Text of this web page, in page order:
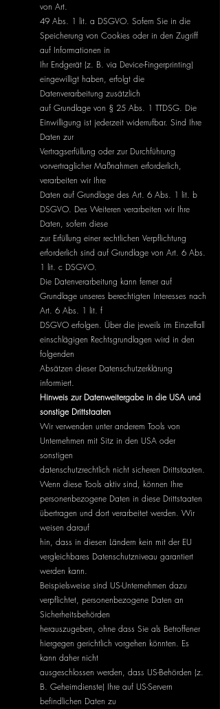
von Art.
49 Abs. 1 lit. a DSGVO. Sofern Sie in die
Speicherung von Cookies oder in den Zugriff
auf Informationen in
Ihr Endgerät (z. B. via Device-Fingerprinting)
eingewilligt haben, erfolgt die
Datenverarbeitung zusätzlich
auf Grundlage von § 25 Abs. 1 TTDSG. Die
Einwilligung ist jederzeit widerrufbar. Sind Ihre
Daten zur
Vertragserfüllung oder zur Durchführung
vorvertraglicher Maßnahmen erforderlich,
verarbeiten wir Ihre
Daten auf Grundlage des Art. 6 Abs. 1 lit. b
DSGVO. Des Weiteren verarbeiten wir Ihre
Daten, sofern diese
zur Erfüllung einer rechtlichen Verpflichtung
erforderlich sind auf Grundlage von Art. 6 Abs.
1 lit. c DSGVO.
Die Datenverarbeitung kann ferner auf
Grundlage unseres berechtigten Interesses nach
Art. 6 Abs. 1 lit. f
DSGVO erfolgen. Über die jeweils im Einzelfall
einschlägigen Rechtsgrundlagen wird in den
folgenden
Absätzen dieser Datenschutzerklärung
informiert.
Hinweis zur Datenweitergabe in die USA und
sonstige Drittstaaten
Wir verwenden unter anderem Tools von
Unternehmen mit Sitz in den USA oder
sonstigen
datenschutzrechtlich nicht sicheren Drittstaaten.
Wenn diese Tools aktiv sind, können Ihre
personenbezogene Daten in diese Drittstaaten
übertragen und dort verarbeitet werden. Wir
weisen darauf
hin, dass in diesen Ländern kein mit der EU
vergleichbares Datenschutzniveau garantiert
werden kann.
Beispielsweise sind US-Unternehmen dazu
verpflichtet, personenbezogene Daten an
Sicherheitsbehörden
herauszugeben, ohne dass Sie als Betroffener
hiergegen gerichtlich vorgehen könnten. Es
kann daher nicht
ausgeschlossen werden, dass US-Behörden (z.
B. Geheimdienste) Ihre auf US-Servern
befindlichen Daten zu